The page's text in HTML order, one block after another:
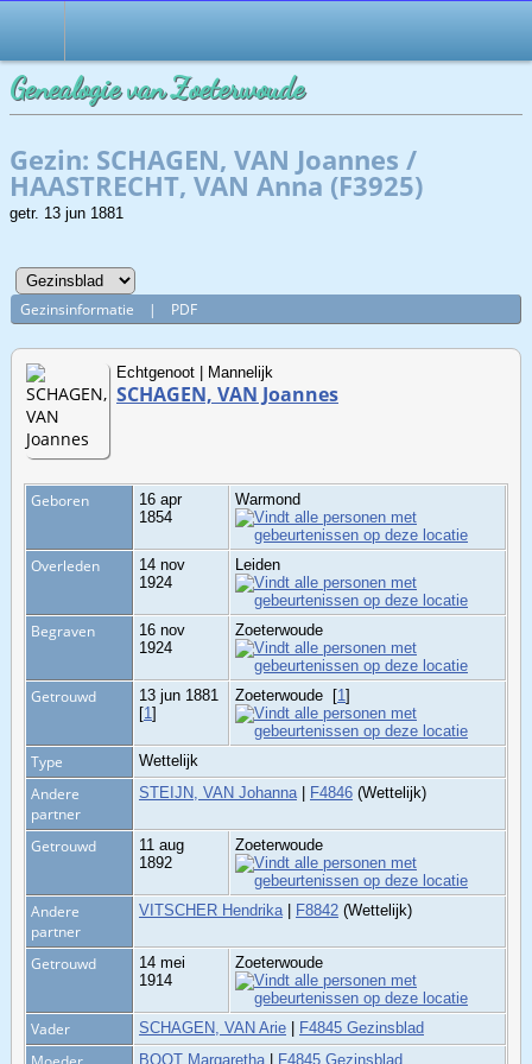
Genealogie van Zoeterwoude
Gezin: SCHAGEN, VAN Joannes /
HAASTRECHT, VAN Anna (F3925)
getr. 13 jun 1881
Gezinsinformatie | PDF
Echtgenoot | Mannelijk
SCHAGEN, VAN Joannes
Geboren
16 apr
1854
Warmond
Overleden
14 nov
1924
Leiden
Begraven
16 nov
1924
Zoeterwoude
Getrouwd
13 jun 1881
[1]
Zoeterwoude [1]
Type Wettelijk
Andere
partner
STEIJN, VAN Johanna| F4846 (Wettelijk)
Getrouwd
11 aug
1892
Zoeterwoude
Andere
partner
VITSCHER Hendrika| F8842 (Wettelijk)
Getrouwd
14 mei
1914
Zoeterwoude
Vader SCHAGEN, VAN Arie F4845 Gezinsblad
BOOT Margaretha F4845 Gezinsblad